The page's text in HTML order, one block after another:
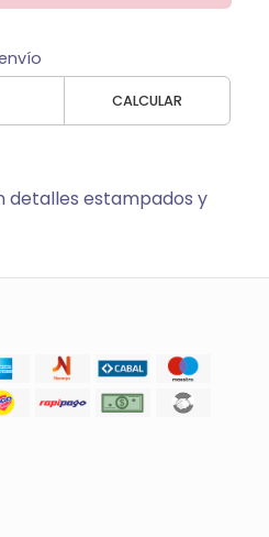
CALCULAR
detalles estampados y